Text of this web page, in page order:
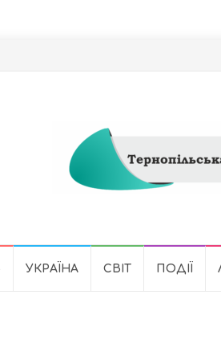
УКРАЇНА СВІТ ПОДІЇ